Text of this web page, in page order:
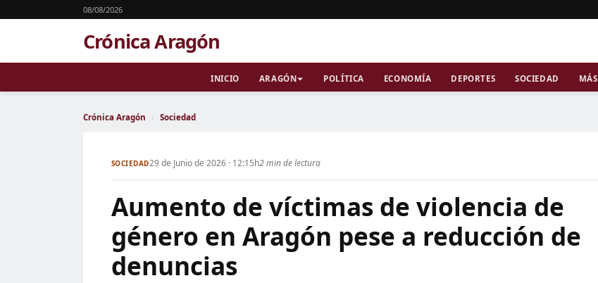
08/08/2026
Crónica Aragón
INICIO ARAGÓN POLÍTICA ECONOMÍA DEPORTES SOCIEDAD MÁS
Crónica Aragón › Sociedad
SOCIEDAD29 de Junio de 2026 · 12:15h2 min de lectura
Aumento de víctimas de violencia de
género en Aragón pese a reducción de
denuncias